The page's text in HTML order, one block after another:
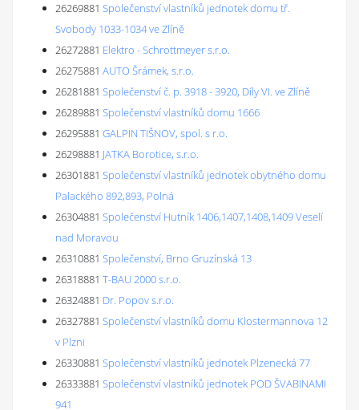
26269881 Společenství vlastníků jednotek domu tř.
Svobody 1033-1034 ve Zlíně
26272881 Elektro - Schrottmeyer s.r.o.
26275881 AUTO Šrámek, s.r.o.
26281881 Společenství č. p. 3918 - 3920, Díly VI. ve Zlíně
26289881 Společenství vlastníků domu 1666
26295881 GALPIN TIŠNOV, spol. s r.o.
26298881 JATKA Borotice, s.r.o.
26301881 Společenství vlastníků jednotek obytného domu
Palackého 892,893, Polná
26304881 Společenství Hutník 1406,1407,1408,1409 Veselí
nad Moravou
26310881 Společenství, Brno Gruzínská 13
26318881 T-BAU 2000 s.r.o.
26324881 Dr. Popov s.r.o.
26327881 Společenství vlastníků domu Klostermannova 12
v Plzni
26330881 Společenství vlastníků jednotek Plzenecká 77
26333881 Společenství vlastníků jednotek POD ŠVABINAMI
941